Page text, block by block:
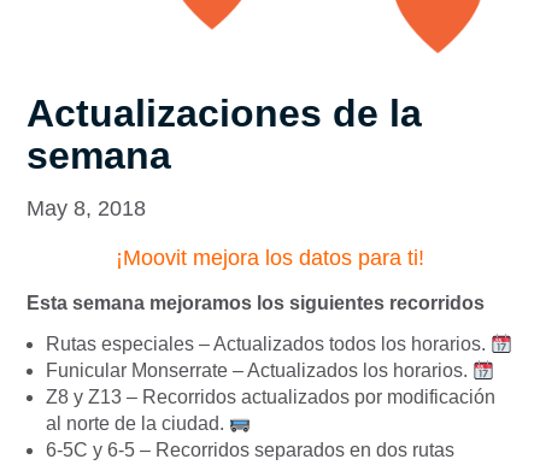
Actualizaciones de la
semana
May 8, 2018
¡Moovit mejora los datos para ti!
Esta semana mejoramos los siguientes recorridos
Rutas especiales – Actualizados todos los horarios.
Funicular Monserrate – Actualizados los horarios.
Z8 y Z13 – Recorridos actualizados por modificación
al norte de la ciudad.
6-5C y 6-5 – Recorridos separados en dos rutas